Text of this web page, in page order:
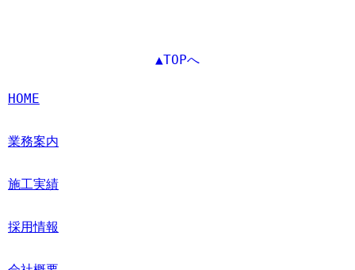
▲TOPへ
HOME
業務案内
施工実績
採用情報